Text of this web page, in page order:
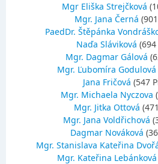
Mgr Eliška Strejčková
Mgr. Jana Černá
PaedDr. Štěpánka
Naďa Sláviková
Mgr. Dagmar Gálová
Mgr. Ľubomíra Godulová
Jana Fričová (547
Mgr. Michaela Nyczova
Mgr. Jitka Ottová
Mgr. Jana Voldřichová
Dagmar Nováková
Mgr. Stanislava Kateřina
Mgr. Kateřina Lebánková